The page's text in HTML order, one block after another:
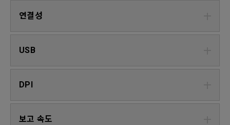
연결성
USB
DPI
보고 속도